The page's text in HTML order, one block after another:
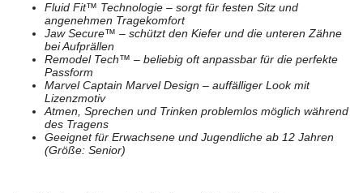
Fluid Fit™ Technologie – sorgt für festen Sitz und
angenehmen Tragekomfort
Jaw Secure™ – schützt den Kiefer und die unteren Zähne
bei Aufprällen
Remodel Tech™ – beliebig oft anpassbar für die perfekte
Passform
Marvel Captain Marvel Design – auffälliger Look mit
Lizenzmotiv
Atmen, Sprechen und Trinken problemlos möglich während
des Tragens
Geeignet für Erwachsene und Jugendliche ab 12 Jahren
(Größe: Senior)